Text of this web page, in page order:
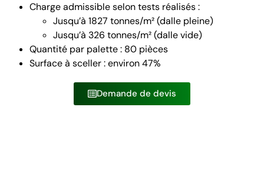
Charge admissible selon tests réalisés :
Jusqu’à 1827 tonnes/m² (dalle pleine)
Jusqu’à 326 tonnes/m² (dalle vide)
Quantité par palette : 80 pièces
Surface à sceller : environ 47%
Demande de devis